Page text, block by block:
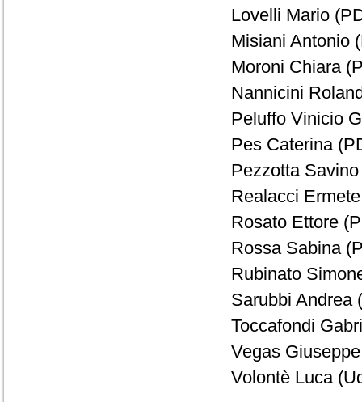
Lovelli Mario
Misiani Antonio
Moroni Chiara
Nannicini
Peluffo Vinicio
Pes Caterina
Pezzotta
Realacci
Rosato Ettore
Rossa Sabina
Rubinato
Sarubbi Andrea
Toccafondi
Vegas
Volontè Luca